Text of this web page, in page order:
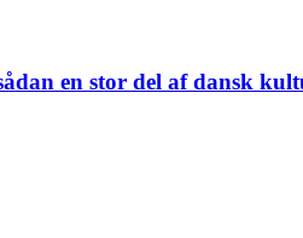
en stor del af dansk